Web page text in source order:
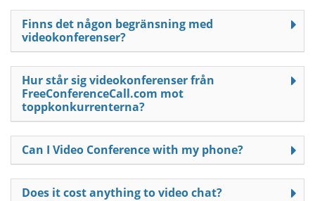
Finns det någon begränsning med
videokonferenser?
Hur står sig videokonferenser från
FreeConferenceCall.com mot
toppkonkurrenterna?
Can I Video Conference with my phone?
Does it cost anything to video chat?